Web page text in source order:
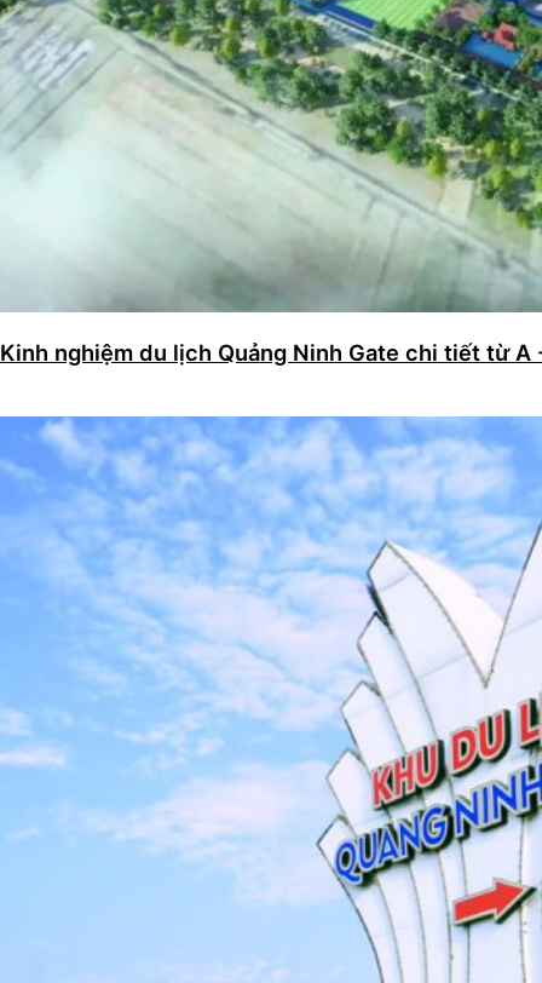
Kinh nghiệm du lịch Quảng Ninh Gate chi tiết từ A